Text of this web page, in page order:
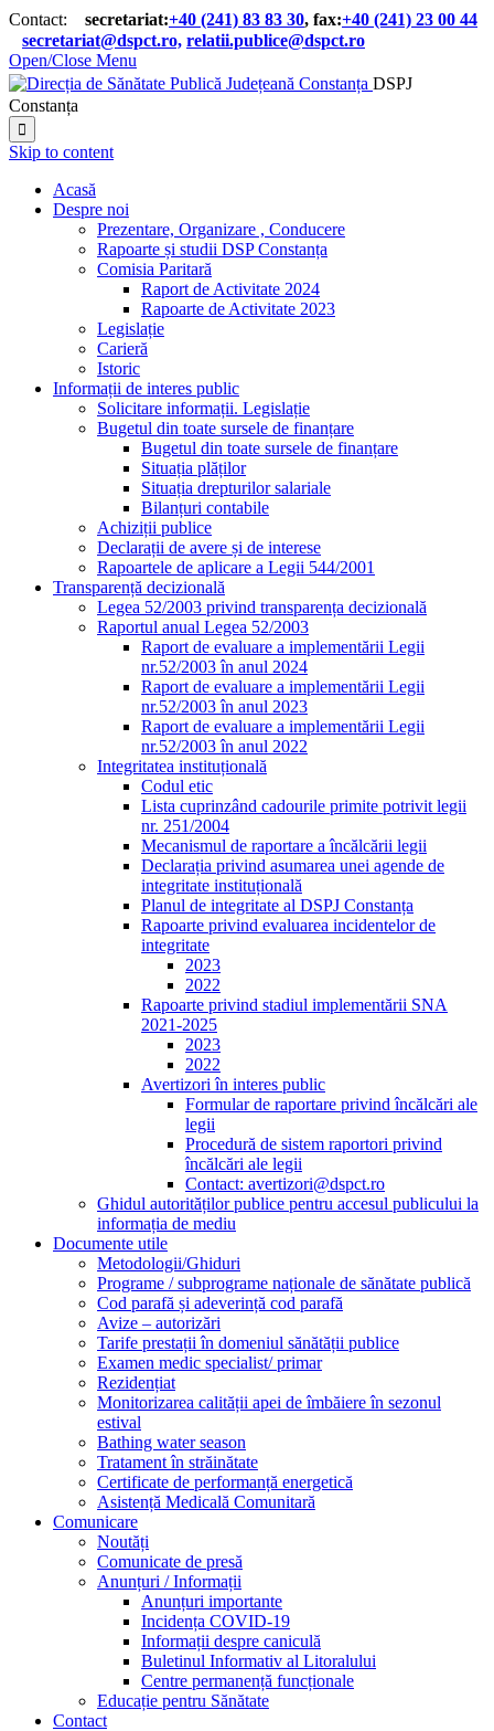
Contact: secretariat:+40 (241) 83 83 30, fax:+40 (241) 23 00 44
secretariat@dspct.ro, relatii.publice@dspct.ro
Open/Close Menu
DSPJ
Constanța

Skip to content
Acasă
Despre noi
Prezentare, Organizare , Conducere
Rapoarte și studii DSP Constanța
Comisia Paritară
Raport de Activitate 2024
Rapoarte de Activitate 2023
Legislație
Carieră
Istoric
Informații de interes public
Solicitare informații. Legislație
Bugetul din toate sursele de finanțare
Bugetul din toate sursele de finanțare
Situația plăților
Situația drepturilor salariale
Bilanțuri contabile
Achiziții publice
Declarații de avere și de interese
Rapoartele de aplicare a Legii 544/2001
Transparență decizională
Legea 52/2003 privind transparența decizională
Raportul anual Legea 52/2003
Raport de evaluare a implementării Legii
nr.52/2003 în anul 2024
Raport de evaluare a implementării Legii
nr.52/2003 în anul 2023
Raport de evaluare a implementării Legii
nr.52/2003 în anul 2022
Integritatea instituțională
Codul etic
Lista cuprinzând cadourile primite potrivit legii
nr. 251/2004
Mecanismul de raportare a încălcării legii
Declarația privind asumarea unei agende de
integritate instituțională
Planul de integritate al DSPJ Constanța
Rapoarte privind evaluarea incidentelor de
integritate
2023
2022
Rapoarte privind stadiul implementării SNA
2021-2025
2023
2022
Avertizori în interes public
Formular de raportare privind încălcări ale
legii
Procedură de sistem raportori privind
încălcări ale legii
Contact: avertizori@dspct.ro
Ghidul autorităților publice pentru accesul publicului la
informația de mediu
Documente utile
Metodologii/Ghiduri
Programe / subprograme naționale de sănătate publică
Cod parafă și adeverință cod parafă
Avize – autorizări
Tarife prestații în domeniul sănătății publice
Examen medic specialist/ primar
Rezidențiat
Monitorizarea calității apei de îmbăiere în sezonul
estival
Bathing water season
Tratament în străinătate
Certificate de performanță energetică
Asistență Medicală Comunitară
Comunicare
Noutăți
Comunicate de presă
Anunțuri / Informații
Anunțuri importante
Incidența COVID-19
Informații despre caniculă
Buletinul Informativ al Litoralului
Centre permanență funcționale
Educație pentru Sănătate
Contact